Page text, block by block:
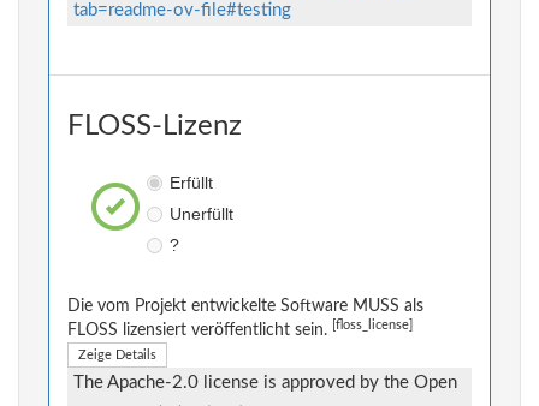
tab=readme-ov-file#testing
FLOSS-Lizenz
Erfüllt
Unerfüllt
?
Die vom Projekt entwickelte Software MUSS als
FLOSS lizensiert veröffentlicht sein.
[floss_license]
Zeige Details
The Apache-2.0 license is approved by the Open